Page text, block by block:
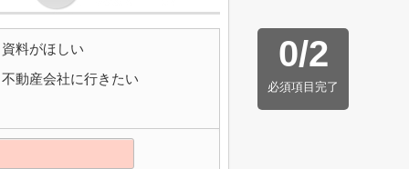
0/2
必須項目完了
資料がほしい
不動産会社に行きたい